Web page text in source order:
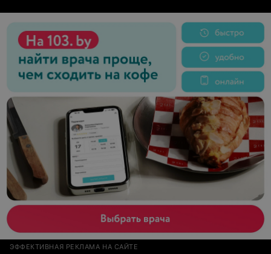
сбалансированное и разнообразное (благодарность
диетологам Анастасии и Оксане, а также официантам
Илье и Веронике). На следующий день посетили
терапевта Рабушко О.Ю. В соответствии с диагнозом
были назначены процедуры и получили рекомендации
по дополнительному лечению (грамотный специалист,
хоть и молода). Медицинская база очень сильная:
благодарность Алене, Анастасии, Оксане
(водолечебница), Алле (соляная пещера), Татьяне,
Светлане (неоконтроль), Оксане Романовне
(косметолог) и всем , всем кто стоит на страже
нашего здоровья.
ЭФФЕКТИВНАЯ РЕКЛАМА НА САЙТЕ